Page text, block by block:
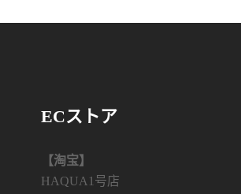
ECストア
【淘宝】
HAQUA1号店